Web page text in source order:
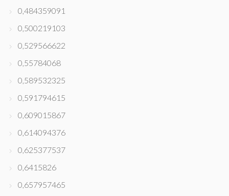
0,484359091
0,500219103
0,529566622
0,55784068
0,589532325
0,591794615
0,609015867
0,614094376
0,625377537
0,6415826
0,657957465